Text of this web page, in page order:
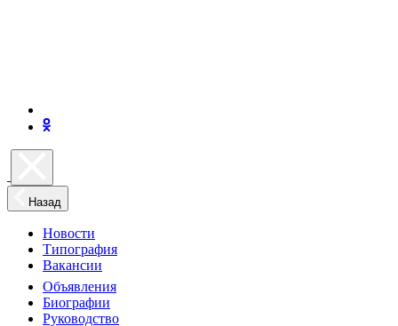
Назад
Новости
Типография
Вакансии
Объявления
Биографии
Руководство